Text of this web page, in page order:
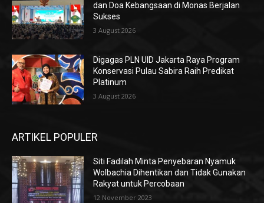
dan Doa Kebangsaan di Monas Berjalan
Sukses
3 August 2026
Digagas PLN UID Jakarta Raya Program
Konservasi Pulau Sabira Raih Predikat
Platinum
3 August 2026
ARTIKEL POPULER
Siti Fadilah Minta Penyebaran Nyamuk
Wolbachia Dihentikan dan Tidak Gunakan
Rakyat untuk Percobaan
12 November 2023